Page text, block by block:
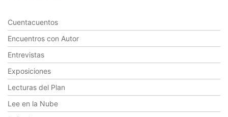
Cuentacuentos
Encuentros con Autor
Entrevistas
Exposiciones
Lecturas del Plan
Lee en la Nube